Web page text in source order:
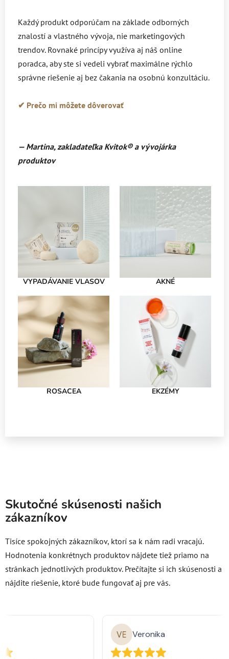
Každý produkt odporúčam na základe odborných
znalostí a vlastného vývoja, nie marketingových
trendov. Rovnaké princípy využíva aj náš online
poradca, aby ste si vedeli vybrať maximálne rýchlo
správne riešenie aj bez čakania na osobnú konzultáciu.
✔ Prečo mi môžete dôverovať
— Martina, zakladateľka Kvitok® a vývojárka
produktov
VYPADÁVANIE VLASOV AKNÉ
ROSACEA EKZÉMY
Skutočné skúsenosti našich
zákazníkov
Tisíce spokojných zákazníkov, ktorí sa k nám radi vracajú.
Hodnotenia konkrétnych produktov nájdete tiež priamo na
stránkach jednotlivých produktov. Prečítajte si ich skúsenosti a
nájdite riešenie, ktoré bude fungovať aj pre vás.